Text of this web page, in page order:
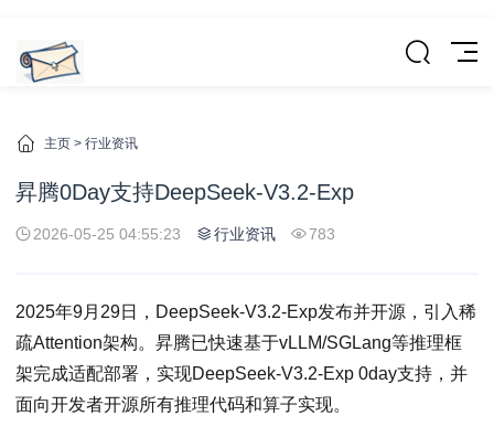
主页 > 行业资讯
昇腾0Day支持DeepSeek-V3.2-Exp
2026-05-25 04:55:23 行业资讯 783
2025年9月29日，DeepSeek-V3.2-Exp发布并开源，引入稀
疏Attention架构。昇腾已快速基于vLLM/SGLang等推理框
架完成适配部署，实现DeepSeek-V3.2-Exp 0day支持，并
面向开发者开源所有推理代码和算子实现。